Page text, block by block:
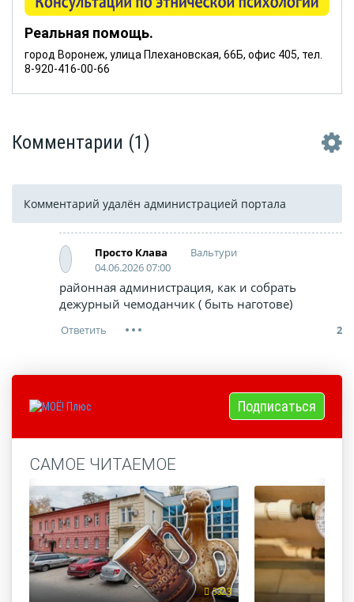
Реальная помощь.
город Воронеж, улица Плехановская, 66Б, офис 405, тел.
8-920-416-00-66
Комментарии (1)
Комментарий удалён администрацией портала
Просто Клава
Вальтури
04.06.2026 07:00
районная администрация, как и собрать
дежурный чемоданчик ( быть наготове)
2
Подписаться
САМОЕ ЧИТАЕМОЕ
5323